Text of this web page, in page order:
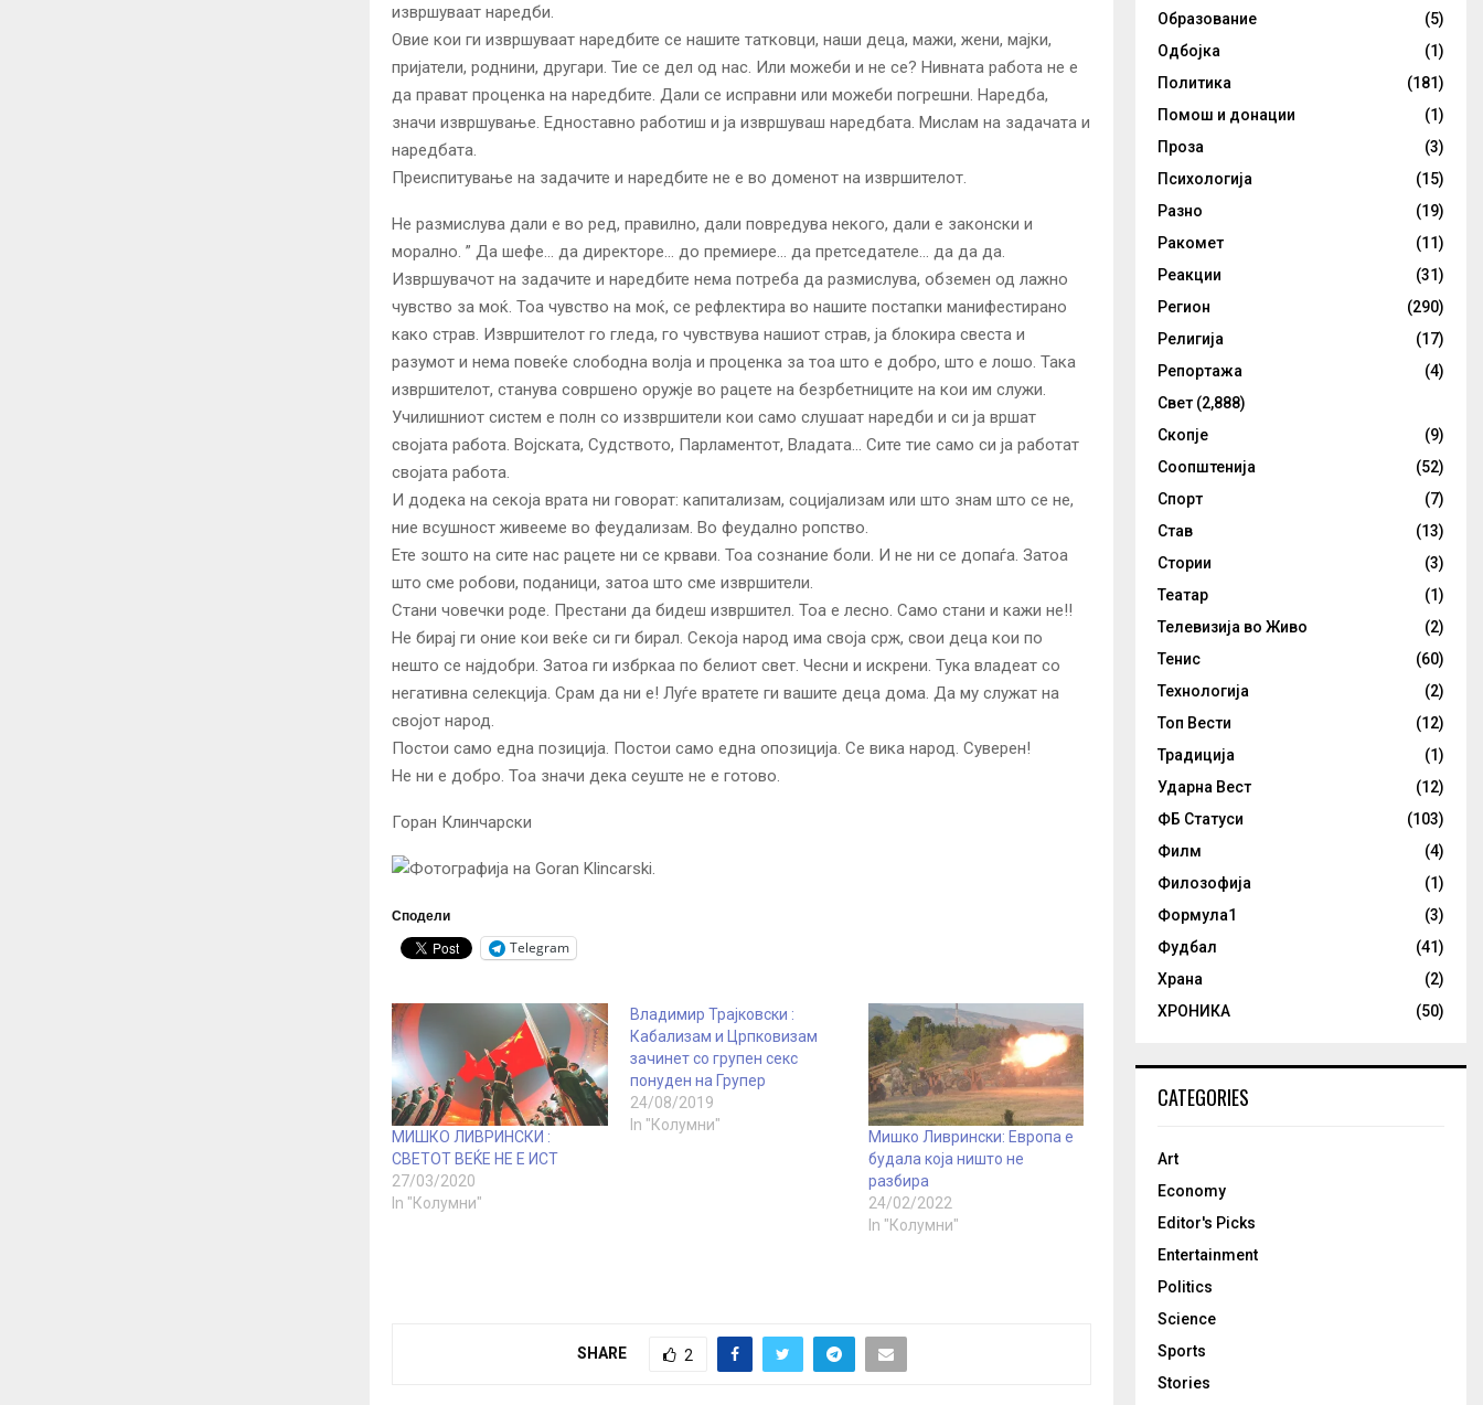
извршуваат наредби.
Овие кои ги извршуваат наредбите се нашите татковци, наши деца, мажи, жени, мајки,
пријатели, роднини, другари. Тие се дел од нас. Или можеби и не се? Нивната работа не е
да прават проценка на наредбите. Дали се исправни или можеби погрешни. Наредба,
значи извршување. Едноставно работиш и ја извршуваш наредбата. Мислам на задачата и
наредбата.
Преиспитување на задачите и наредбите не е во доменот на извршителот.
Не размислува дали е во ред, правилно, дали повредува некого, дали е законски и
морално. ” Да шефе… да директоре… до премиере… да претседателе… да да да.
Извршувачот на задачите и наредбите нема потреба да размислува, обземен од лажно
чувство за моќ. Тоа чувство на моќ, се рефлектира во нашите постапки манифестирано
како страв. Извршителот го гледа, го чувствува нашиот страв, ја блокира свеста и
разумот и нема повеќе слободна волја и проценка за тоа што е добро, што е лошо. Така
извршителот, станува совршено оружје во рацете на безрбетниците на кои им служи.
Училишниот систем е полн со иззвршители кои само слушаат наредби и си ја вршат
својата работа. Војската, Судството, Парламентот, Владата… Сите тие само си ја работат
својата работа.
И додека на секоја врата ни говорат: капитализам, социјализам или што знам што се не,
ние всушност живееме во феудализам. Во феудално ропство.
Ете зошто на сите нас рацете ни се крвави. Тоа сознание боли. И не ни се допаѓа. Затоа
што сме робови, поданици, затоа што сме извршители.
Стани човечки роде. Престани да бидеш извршител. Тоа е лесно. Само стани и кажи не!!
Не бирај ги оние кои веќе си ги бирал. Секоја народ има своја срж, свои деца кои по
нешто се најдобри. Затоа ги избркаа по белиот свет. Чесни и искрени. Тука владеат со
негативна селекција. Срам да ни е! Луѓе вратете ги вашите деца дома. Да му служат на
својот народ.
Постои само една позиција. Постои само една опозиција. Се вика народ. Суверен!
Не ни е добро. Тоа значи дека сеуште не е готово.
Горан Клинчарски
Сподели
Telegram
МИШКО ЛИВРИНСКИ :
СВЕТОТ ВЕЌЕ НЕ Е ИСТ
27/03/2020
In "Колумни"
Владимир Трајковски :
Кабализам и Црпковизам
зачинет со групен секс
понуден на Групер
24/08/2019
In "Колумни"
Мишко Ливрински: Европа е
будала која ништо не
разбира
24/02/2022
In "Колумни"
SHARE 2
Образование
(5)
Одбојка
(1)
Политика
(181)
Помош и донации
(1)
Проза
(3)
Психологија
(15)
Разно
(19)
Ракомет
(11)
Реакции
(31)
Регион
(290)
Религија
(17)
Репортажа
(4)
Свет (2,888)
Скопје
(9)
Соопштенија
(52)
Спорт
(7)
Став
(13)
Стории
(3)
Театар
(1)
Телевизија во Живо
(2)
Тенис
(60)
Технологија
(2)
Топ Вести
(12)
Традиција
(1)
Ударна Вест
(12)
ФБ Статуси
(103)
Филм
(4)
Филозофија
(1)
Формула1
(3)
Фудбал
(41)
Храна
(2)
ХРОНИКА
(50)
CATEGORIES
Art
Economy
Editor's Picks
Entertainment
Politics
Science
Sports
Stories